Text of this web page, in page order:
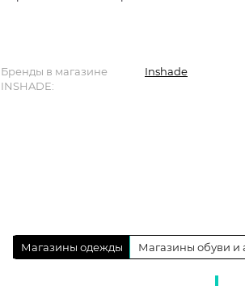
Бренды в магазине
INSHADE:
Inshade
Магазины одежды Магазины обуви и